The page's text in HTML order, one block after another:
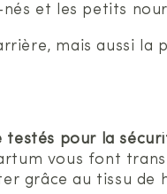
et les petits
mais aussi la
testés pour la
vous font
grâce au tissu de